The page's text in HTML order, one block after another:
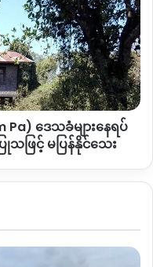
များဆောင်ရွက်ရန် ၂၀၁၃ ခု
းနားမြို့ မနောကွင်းရှေ့
းချမ်းရေးအတွက်
စ်ခဲ့သောအဖွဲ့သည် လက်ရှိ
ကြောင်း ကချင်
ဦးလမိုင်ဂွမ်ဂျာ က ပြောဆို
ောတာပေါ့။ KIO ဘက်က
လို သဘောထားတယ်ဆိုတာ
န်သေးဘူး။ အစိုးရက
ဒေသခံများနေရပ်
သဖြင့် မပြန်နိုင်သေး